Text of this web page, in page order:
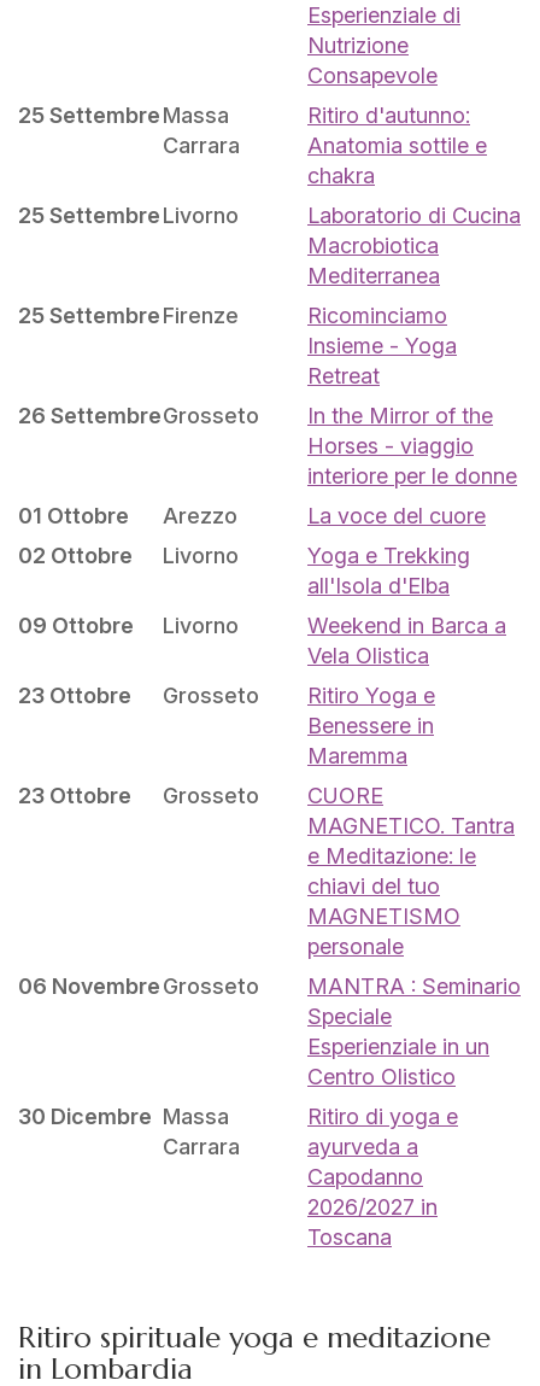
Esperienziale di
Nutrizione
Consapevole
25 SettembreMassa
Carrara
Ritiro d'autunno:
Anatomia sottile e
chakra
25 SettembreLivorno
Laboratorio di Cucina
Macrobiotica
Mediterranea
25 SettembreFirenze
Ricominciamo
Insieme - Yoga
Retreat
26 SettembreGrosseto
In the Mirror of the
Horses - viaggio
interiore per le donne
01 Ottobre
Arezzo
La voce del cuore
02 Ottobre
Livorno
Yoga e Trekking
all'Isola d'Elba
09 Ottobre
Livorno
Weekend in Barca a
Vela Olistica
23 Ottobre
Grosseto
Ritiro Yoga e
Benessere in
Maremma
23 Ottobre
Grosseto
CUORE
MAGNETICO. Tantra
e Meditazione: le
chiavi del tuo
MAGNETISMO
personale
06 NovembreGrosseto
MANTRA : Seminario
Speciale
Esperienziale in un
Centro Olistico
30 Dicembre Massa
Carrara
Ritiro di yoga e
ayurveda a
Capodanno
2026/2027 in
Toscana
Ritiro spirituale yoga e meditazione
in Lombardia